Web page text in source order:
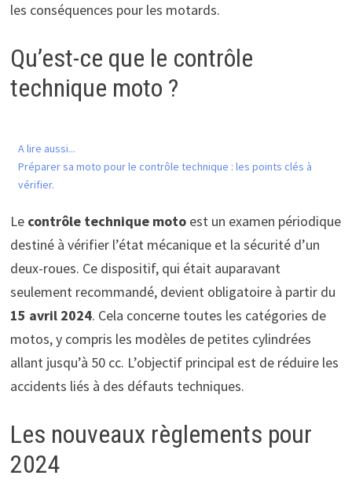
les conséquences pour les motards.
Qu’est-ce que le contrôle
technique moto ?
A lire aussi...
Préparer sa moto pour le contrôle technique : les points clés à
vérifier.
Le contrôle technique motoest un examen périodique
destiné à vérifier l’état mécanique et la sécurité d’un
deux-roues. Ce dispositif, qui était auparavant
seulement recommandé, devient obligatoire à partir du
15 avril 2024. Cela concerne toutes les catégories de
motos, y compris les modèles de petites cylindrées
allant jusqu’à 50 cc. L’objectif principal est de réduire les
accidents liés à des défauts techniques.
Les nouveaux règlements pour
2024